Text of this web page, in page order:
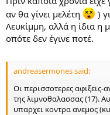
αν θα γίνει μελέτη
)
Λευκίμμη, αλλά η ίδια η
οπότε δεν έγινε ποτέ.
andreasermones said:
Οι περισσοτερες
της λιμνοθαλασσας (17).
υπαρχει κοντρα ανεμος